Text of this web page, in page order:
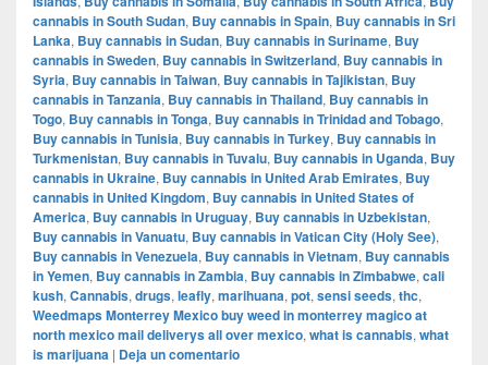
cannabis in South Sudan, Buy cannabis in Spain, Buy cannabis in Sri
Lanka, Buy cannabis in Sudan, Buy cannabis in Suriname, Buy
cannabis in Sweden, Buy cannabis in Switzerland, Buy cannabis in
Syria, Buy cannabis in Taiwan, Buy cannabis in Tajikistan, Buy
cannabis in Tanzania, Buy cannabis in Thailand, Buy cannabis in
Togo, Buy cannabis in Tonga, Buy cannabis in Trinidad and Tobago,
Buy cannabis in Tunisia, Buy cannabis in Turkey, Buy cannabis in
Turkmenistan, Buy cannabis in Tuvalu, Buy cannabis in Uganda, Buy
cannabis in Ukraine, Buy cannabis in United Arab Emirates, Buy
cannabis in United Kingdom, Buy cannabis in United States of
America, Buy cannabis in Uruguay, Buy cannabis in Uzbekistan,
Buy cannabis in Vanuatu, Buy cannabis in Vatican City (Holy See),
Buy cannabis in Venezuela, Buy cannabis in Vietnam, Buy cannabis
in Yemen, Buy cannabis in Zambia, Buy cannabis in Zimbabwe, cali
kush, Cannabis, drugs, leafly, marihuana, pot, sensi seeds, thc,
Weedmaps Monterrey Mexico buy weed in monterrey magico at
north mexico mail deliverys all over mexico, what is cannabis, what
is marijuana | Deja un comentario